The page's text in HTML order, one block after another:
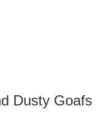
Dusty Goafs